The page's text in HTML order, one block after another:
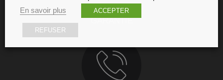
GARANTIE
En savoir plus
ACCEPTER
REFUSER